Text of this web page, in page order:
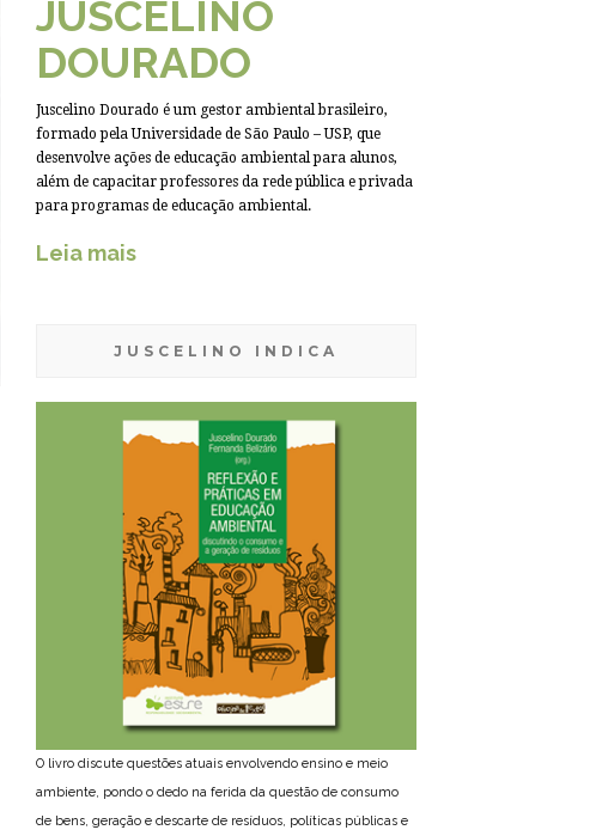
JUSCELINO
DOURADO
Juscelino Dourado é um gestor ambiental brasileiro,
formado pela Universidade de São Paulo – USP, que
desenvolve ações de educação ambiental para alunos,
além de capacitar professores da rede pública e privada
para programas de educação ambiental.
Leia mais
JUSCELINO INDICA
O livro discute questões atuais envolvendo ensino e meio
ambiente, pondo o dedo na ferida da questão de consumo
de bens, geração e descarte de resíduos, políticas públicas e